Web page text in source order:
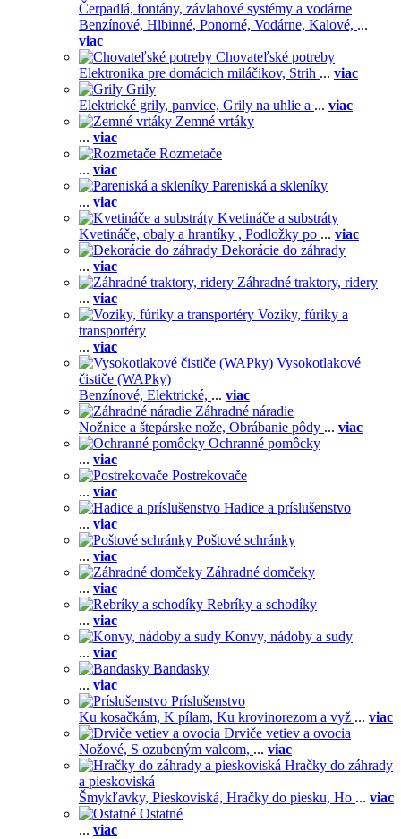
Čerpadlá, fontány, závlahové systémy a vodárne
Benzínové, Hlbinné, Ponorné, Vodárne, Kalové, ...
viac
Chovateľské potreby
Elektronika pre domácich miláčikov, Strih ... viac
Grily
Elektrické grily, panvice, Grily na uhlie a ... viac
Zemné vrtáky
... viac
Rozmetače
... viac
Pareniská a skleníky
... viac
Kvetináče a substráty
Kvetináče, obaly a hrantíky , Podložky po ... viac
Dekorácie do záhrady
... viac
Záhradné traktory, ridery
... viac
Voziky, fúriky a
transportéry
... viac
Vysokotlakové
čističe (WAPky)
Benzínové, Elektrické, ... viac
Záhradné náradie
Nožnice a štepárske nože, Obrábanie pôdy ... viac
Ochranné pomôcky
... viac
Postrekovače
... viac
Hadice a príslušenstvo
... viac
Poštové schránky
... viac
Záhradné domčeky
... viac
Rebríky a schodíky
... viac
Konvy, nádoby a sudy
... viac
Bandasky
... viac
Príslušenstvo
Ku kosačkám, K pílam, Ku krovinorezom a vyž ... viac
Drviče vetiev a ovocia
Nožové, S ozubeným valcom, ... viac
Hračky do záhrady
a pieskoviská
Šmykľavky, Pieskoviská, Hračky do piesku, Ho ... viac
Ostatné
... viac